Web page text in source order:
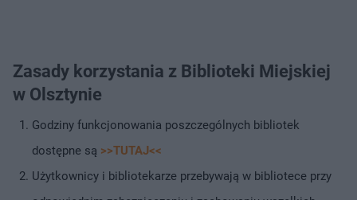
Zasady korzystania z Biblioteki Miejskiej
w Olsztynie
Godziny funkcjonowania poszczególnych bibliotek
dostępne są >>TUTAJ<<
Użytkownicy i bibliotekarze przebywają w bibliotece przy